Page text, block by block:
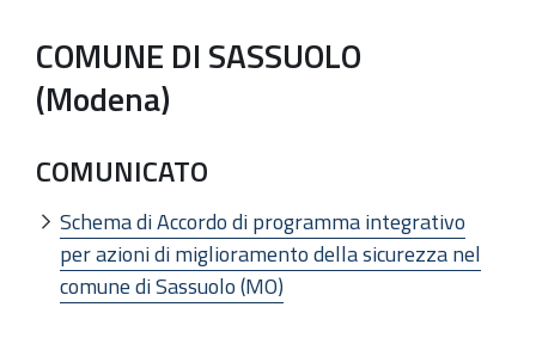
COMUNE DI SASSUOLO
(Modena)
COMUNICATO
Schema di Accordo di programma integrativo
per azioni di miglioramento della sicurezza nel
comune di Sassuolo (MO)